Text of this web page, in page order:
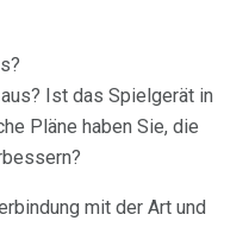
Ist das Spielgerät in
Pläne haben Sie, die
mit der Art und